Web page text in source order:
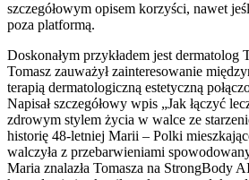
szczegółowym opisem korzyści, nawet
poza platformą.
Doskonałym przykładem jest dermatolog
Tomasz zauważył zainteresowanie
terapią dermatologiczną estetyczną
Napisał szczegółowy wpis „Jak łączyć
zdrowym stylem życia w walce ze
historię 48-letniej Marii – Polki
walczyła z przebarwieniami
Maria znalazła Tomasza na StrongBody